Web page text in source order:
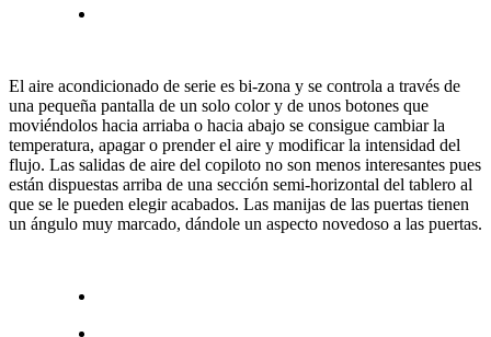
El aire acondicionado de serie es bi-zona y se controla a través de
una pequeña pantalla de un solo color y de unos botones que
moviéndolos hacia arriaba o hacia abajo se consigue cambiar la
temperatura, apagar o prender el aire y modificar la intensidad del
flujo. Las salidas de aire del copiloto no son menos interesantes pues
están dispuestas arriba de una sección semi-horizontal del tablero al
que se le pueden elegir acabados. Las manijas de las puertas tienen
un ángulo muy marcado, dándole un aspecto novedoso a las puertas.